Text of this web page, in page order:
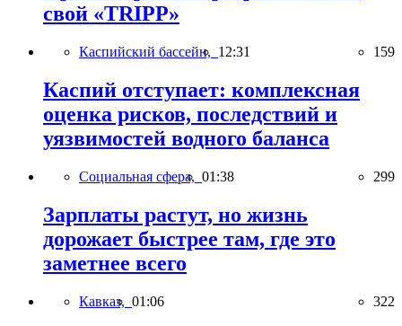
свой «TRIPP»
Каспийский бассейн, 12:31 159
Каспий отступает: комплексная
оценка рисков, последствий и
уязвимостей водного баланса
Социальная сфера, 01:38 299
Зарплаты растут, но жизнь
дорожает быстрее там, где это
заметнее всего
Кавказ, 01:06 322